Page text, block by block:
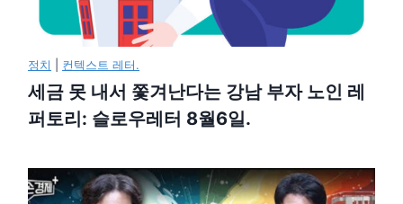
정치 컨텍스트 레터.
세금 못 내서 쫓겨난다는 강남 부자 노인 레
퍼토리: 슬로우레터 8월6일.